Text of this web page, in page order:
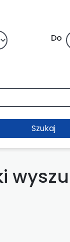
Do
Szukaj